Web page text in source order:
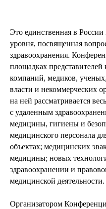
Это единственная в
уровня, посвященная
здравоохранения.
площадках
компаний, медиков,
власти и некоммерческих
на ней рассматривается
с удаленным
медицины, гигиены и
медицинского персонала
объектах; медицинских
медицины; новых
здравоохранении и
медицинской деятельности.
Организатором